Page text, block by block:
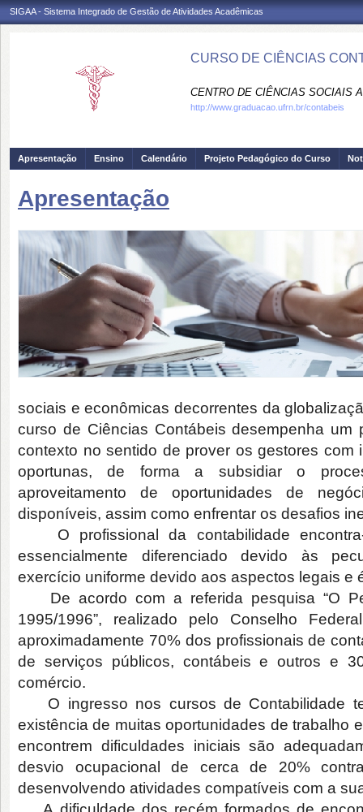
SIGAA - Sistema Integrado de Gestão de Atividades Acadêmicas
CURSO DE CIÊNCIAS
CENTRO DE CIÊNCIAS SOCIAIS
http://www.graduacao.ufrn.br/contabeis
Apresentação Ensino Calendário Projeto Pedagógico do Curso
Apresentação
sociais e econômicas decorrentes da
curso de Ciências Contábeis desempenha um
contexto no sentido de prover os gestores com
oportunas, de forma a subsidiar o
aproveitamento de oportunidades de
disponíveis, assim como enfrentar os desafios
O profissional da contabilidade
essencialmente diferenciado devido às
exercício uniforme devido aos aspectos legais e
De acordo com a referida pesquisa “O
1995/1996”, realizado pelo Conselho
aproximadamente 70% dos profissionais de
de serviços públicos, contábeis e outros e
comércio.
O ingresso nos cursos de Contabilidade
existência de muitas oportunidades de trabalho
encontrem dificuldades iniciais são
desvio ocupacional de cerca de 20%
desenvolvendo atividades compatíveis com a